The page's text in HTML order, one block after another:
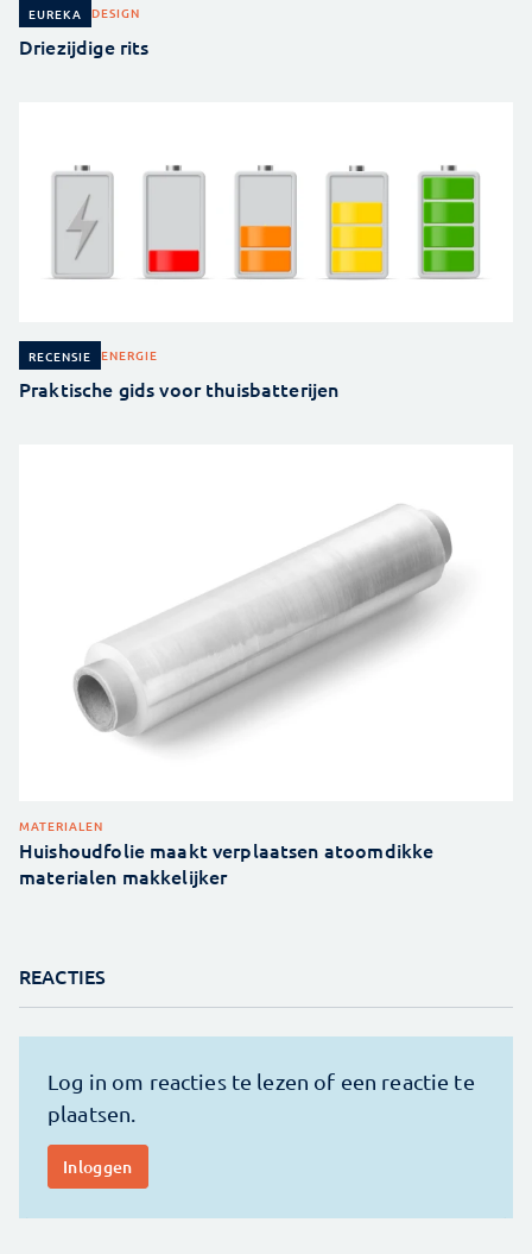
EUREKA DESIGN
Driezijdige rits
RECENSIE ENERGIE
Praktische gids voor thuisbatterijen
MATERIALEN
Huishoudfolie maakt verplaatsen atoomdikke
materialen makkelijker
REACTIES